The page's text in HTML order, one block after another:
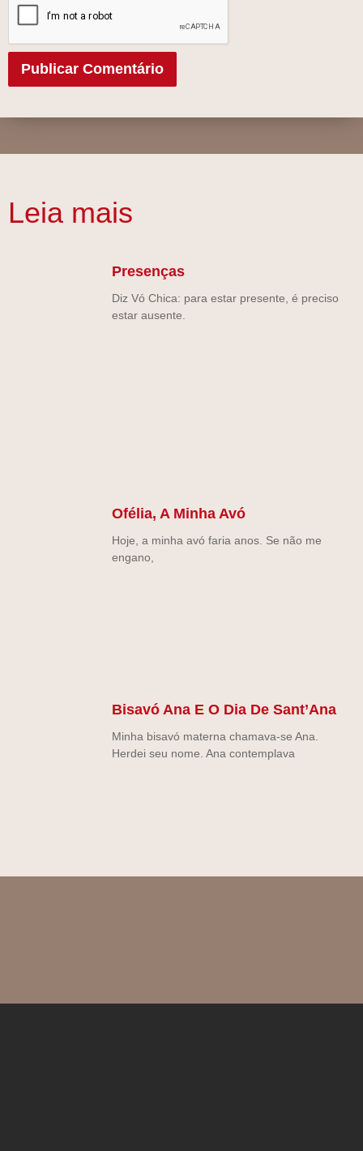
Leia mais
Presenças
Diz Vó Chica: para estar presente, é preciso
estar ausente.
Ofélia, A Minha Avó
Hoje, a minha avó faria anos. Se não me
engano,
Bisavó Ana E O Dia De Sant’Ana
Minha bisavó materna chamava-se Ana.
Herdei seu nome. Ana contemplava